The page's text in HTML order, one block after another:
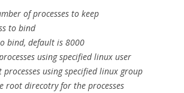
of processes to keep
to bind
bind, default is 8000
using specified linux user
processes using specified linux group
root direcotry for the processes